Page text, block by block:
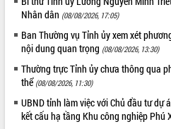
Nhân dân (08/08/2026, 17:05)
Ban Thường vụ Tỉnh ủy xem xét
nội dung quan trọng (08/08/2026, 13:30)
Thường trực Tỉnh ủy chưa thông qua
thể (08/08/2026, 11:30)
UBND tỉnh làm việc với Chủ đầu tư dự
kết cấu hạ tầng Khu công nghiệp Phú